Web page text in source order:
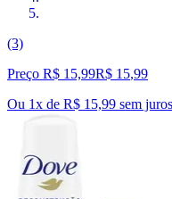
(3)
Preço R$ 15,99R$ 15,99
Ou 1x de R$ 15,99 sem juros